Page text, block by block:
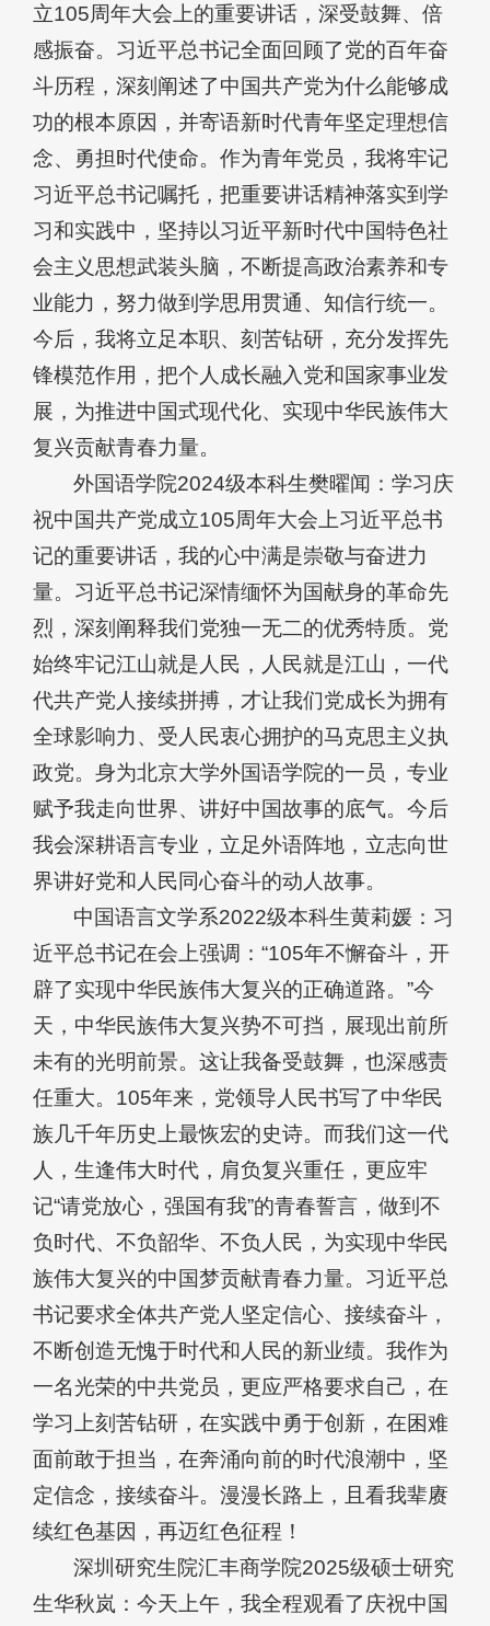
立105周年大会上的重要讲话，深受鼓舞、倍
感振奋。习近平总书记全面回顾了党的百年奋
斗历程，深刻阐述了中国共产党为什么能够成
功的根本原因，并寄语新时代青年坚定理想信
念、勇担时代使命。作为青年党员，我将牢记
习近平总书记嘱托，把重要讲话精神落实到学
习和实践中，坚持以习近平新时代中国特色社
会主义思想武装头脑，不断提高政治素养和专
业能力，努力做到学思用贯通、知信行统一。
今后，我将立足本职、刻苦钻研，充分发挥先
锋模范作用，把个人成长融入党和国家事业发
展，为推进中国式现代化、实现中华民族伟大
复兴贡献青春力量。
外国语学院2024级本科生樊曜闻：学习庆
祝中国共产党成立105周年大会上习近平总书
记的重要讲话，我的心中满是崇敬与奋进力
量。习近平总书记深情缅怀为国献身的革命先
烈，深刻阐释我们党独一无二的优秀特质。党
始终牢记江山就是人民，人民就是江山，一代
代共产党人接续拼搏，才让我们党成长为拥有
全球影响力、受人民衷心拥护的马克思主义执
政党。身为北京大学外国语学院的一员，专业
赋予我走向世界、讲好中国故事的底气。今后
我会深耕语言专业，立足外语阵地，立志向世
界讲好党和人民同心奋斗的动人故事。
中国语言文学系2022级本科生黄莉媛：习
近平总书记在会上强调：“105年不懈奋斗，开
辟了实现中华民族伟大复兴的正确道路。”今
天，中华民族伟大复兴势不可挡，展现出前所
未有的光明前景。这让我备受鼓舞，也深感责
任重大。105年来，党领导人民书写了中华民
族几千年历史上最恢宏的史诗。而我们这一代
人，生逢伟大时代，肩负复兴重任，更应牢
记“请党放心，强国有我”的青春誓言，做到不
负时代、不负韶华、不负人民，为实现中华民
族伟大复兴的中国梦贡献青春力量。习近平总
书记要求全体共产党人坚定信心、接续奋斗，
不断创造无愧于时代和人民的新业绩。我作为
一名光荣的中共党员，更应严格要求自己，在
学习上刻苦钻研，在实践中勇于创新，在困难
面前敢于担当，在奔涌向前的时代浪潮中，坚
定信念，接续奋斗。漫漫长路上，且看我辈赓
续红色基因，再迈红色征程！
深圳研究生院汇丰商学院2025级硕士研究
生华秋岚：今天上午，我全程观看了庆祝中国